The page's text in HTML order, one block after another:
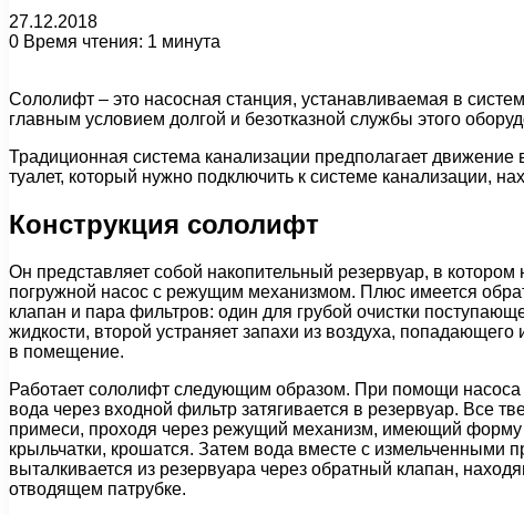
27.12.2018
0 Время чтения: 1 минута
Сололифт – это насосная станция, устанавливаемая в
главным условием долгой и безотказной службы этого
Традиционная система канализации предполагает
туалет, который нужно подключить к системе канализации,
Конструкция сололифт
Он представляет собой накопительный резервуар, в котором
погружной насос с режущим механизмом. Плюс имеется
клапан и пара фильтров: один для грубой очистки
жидкости, второй устраняет запахи из воздуха, попадающего
в помещение.
Работает сололифт следующим образом. При помощи насоса
вода через входной фильтр затягивается в резервуар. Все
примеси, проходя через режущий механизм, имеющий форму
крыльчатки, крошатся. Затем вода вместе с измельченными
выталкивается из резервуара через обратный клапан,
отводящем патрубке.